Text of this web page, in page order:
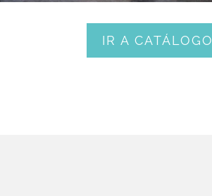
IR A CATÁLOGO